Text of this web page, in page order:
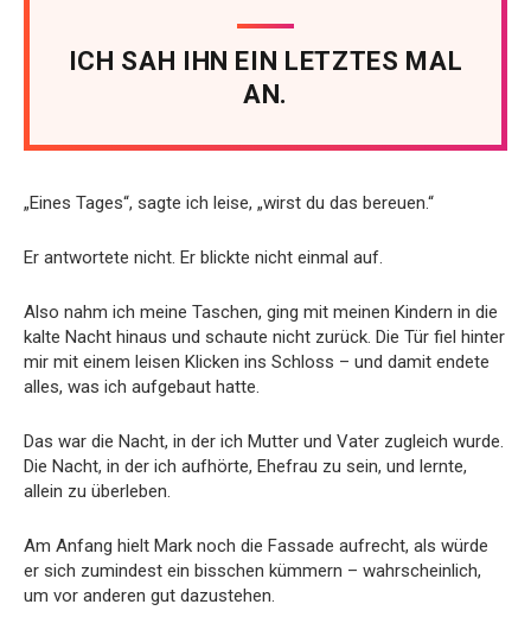
ICH SAH IHN EIN LETZTES MAL
AN.
„Eines Tages“, sagte ich leise, „wirst du das bereuen.“
Er antwortete nicht. Er blickte nicht einmal auf.
Also nahm ich meine Taschen, ging mit meinen Kindern in die
kalte Nacht hinaus und schaute nicht zurück. Die Tür fiel hinter
mir mit einem leisen Klicken ins Schloss – und damit endete
alles, was ich aufgebaut hatte.
Das war die Nacht, in der ich Mutter und Vater zugleich wurde.
Die Nacht, in der ich aufhörte, Ehefrau zu sein, und lernte,
allein zu überleben.
Am Anfang hielt Mark noch die Fassade aufrecht, als würde
er sich zumindest ein bisschen kümmern – wahrscheinlich,
um vor anderen gut dazustehen.